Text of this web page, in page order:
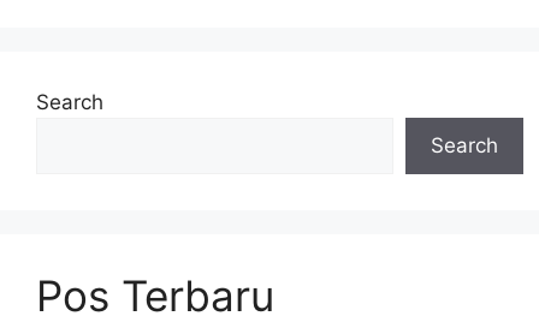
Search
Search
Pos Terbaru